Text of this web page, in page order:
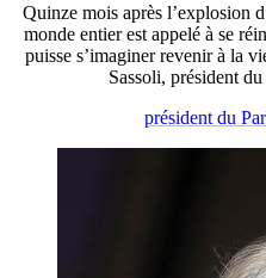
Quinze mois après l’explosion
monde entier est appelé à se
puisse s’imaginer revenir à la
Sassoli, président
président du